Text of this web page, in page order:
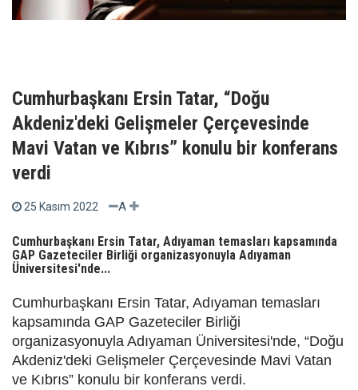
Cumhurbaşkanı Ersin Tatar, “Doğu
Akdeniz'deki Gelişmeler Çerçevesinde
Mavi Vatan ve Kıbrıs” konulu bir konferans
verdi
25 Kasım 2022 A
Cumhurbaşkanı Ersin Tatar, Adıyaman temasları kapsamında
GAP Gazeteciler Birliği organizasyonuyla Adıyaman
Üniversitesi'nde...
Cumhurbaşkanı Ersin Tatar, Adıyaman temasları
kapsamında GAP Gazeteciler Birliği
organizasyonuyla Adıyaman Üniversitesi'nde, “Doğu
Akdeniz'deki Gelişmeler Çerçevesinde Mavi Vatan
ve Kıbrıs” konulu bir konferans verdi.